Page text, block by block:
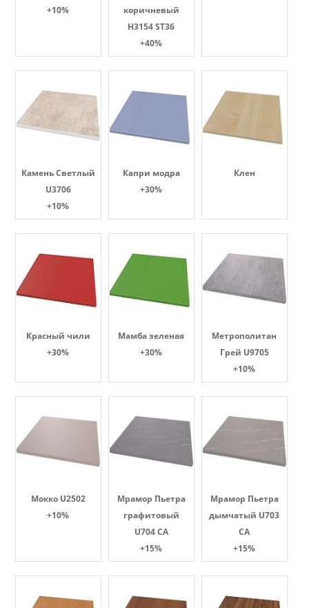
+10%
коричневый
H3154 ST36
+40%
Камень Светлый
U3706
+10%
Капри модра
+30%
Клен
Красный чили
+30%
Мамба зеленая
+30%
Метрополитан
Грей U9705
+10%
Мокко U2502
+10%
Мрамор Пьетра
графитовый
U704 CA
+15%
Мрамор Пьетра
дымчатый U703
CA
+15%